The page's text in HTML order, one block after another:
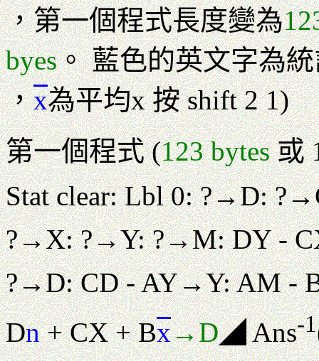
，第一個程式長度變為
byes。 藍色的英文字為
，x為平均x 按 shift 2 1)
第一個程式 (123 bytes或
Stat clear: Lbl 0: ?→D:
?→X: ?→Y: ?→M: DY -
?→D: CD - AY→Y: AM -
Dn+ CX + Bx→D◢ Ans-1